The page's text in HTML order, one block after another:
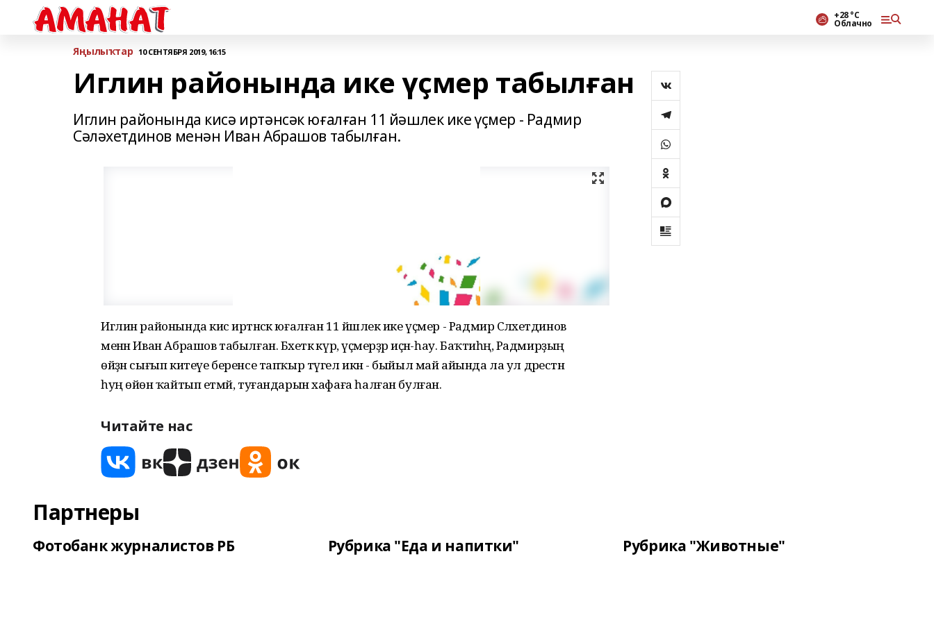
+28 °С
Облачно
Яңылыҡтар 10 СЕНТЯБРЯ 2019, 16:15
Иглин районында ике үҫмер табылған
Иглин районында кисә иртәнсәк юғалған 11 йәшлек ике үҫмер - Радмир
Сәләхетдинов менән Иван Абрашов табылған.
Иглин районында кисә иртәнсәк юғалған 11 йәшлек ике үҫмер - Радмир Сәләхетдинов
менән Иван Абрашов табылған. Бәхеткә күрә, үҫмерҙәр иҫән-һау. Баҡтиһәң, Радмирҙың
өйҙән сығып китеүе беренсе тапҡыр түгел икән - быйыл май айында ла ул дәрестән
һуң өйөнә ҡайтып етмәй, туғандарын хафаға һалған булған.
Читайте нас
Партнеры
Фотобанк журналистов РБ Рубрика "Еда и напитки" Рубрика "Животные"